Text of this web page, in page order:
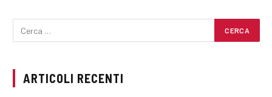
ARTICOLI RECENTI